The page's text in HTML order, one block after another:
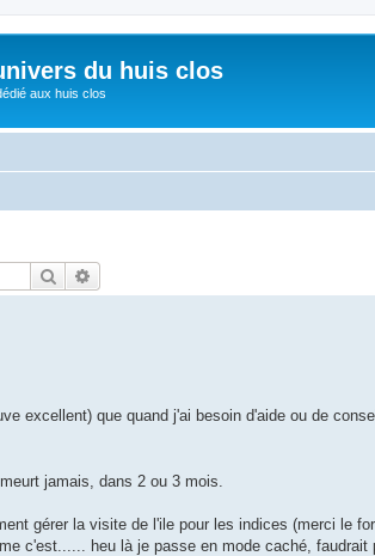
du huis clos
aux huis clos
Rechercher
excellent) que quand j'ai besoin d'aide ou de
jamais, dans 2 ou 3 mois.
gérer la visite de l'ile pour les indices (merci le
c'est...... heu là je passe en mode caché, faudrait